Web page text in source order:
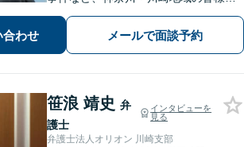
法律問題を解決すべく、親身になって
取り組みます。クチコミ・リピーター
の方も多数。お気軽にお問い合わせ下
合わせ メールで面談予約
笹浪 靖史 弁
護士
インタビューを
見る
弁護士法人オリオン 川崎支部